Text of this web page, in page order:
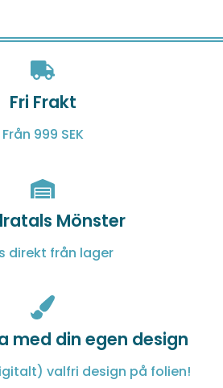
Fri Frakt
Från 999 SEK
Mönster
direkt från lager
med din egen design
valfri design på folien!